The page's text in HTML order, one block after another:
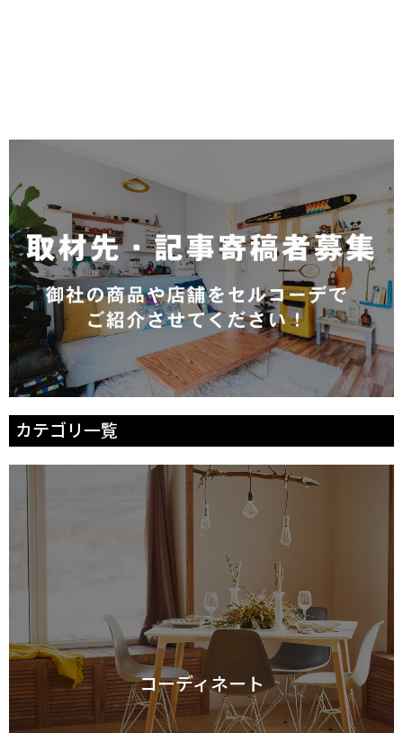
カテゴリ一覧
コーディネート